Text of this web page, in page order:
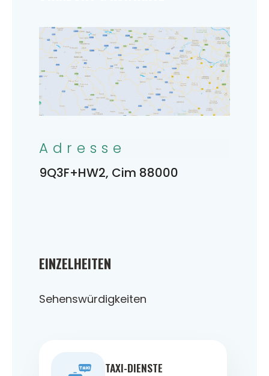
EINZELHEITEN
Sehenswürdigkeiten
TAXI-DIENSTE
Adresse
9Q3F+HW2, Cim 88000